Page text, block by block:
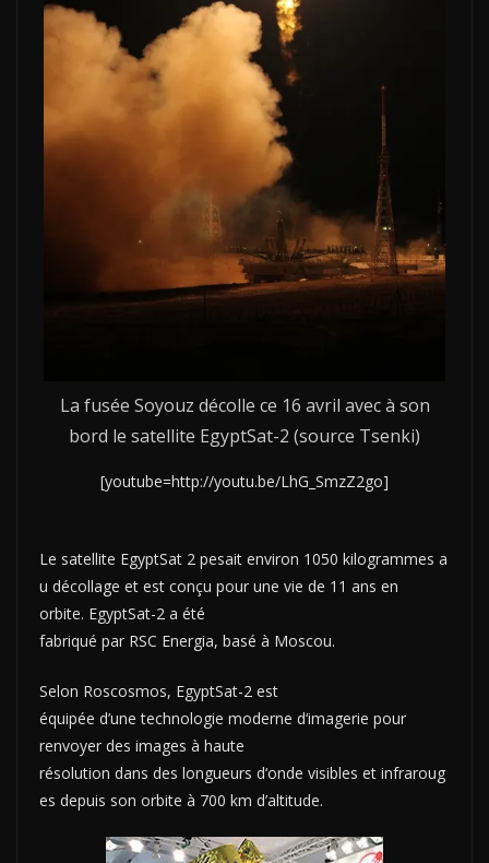
La fusée Soyouz décolle ce 16 avril avec à son
bord le satellite EgyptSat-2 (source Tsenki)
[youtube=http://youtu.be/LhG_SmzZ2go]
Le satellite EgyptSat 2 pesait environ 1050 kilogrammes a
u décollage et est conçu pour une vie de 1 1 ans en
orbite. EgyptSat-2 a été
fabriqué par RSC Energia, basé à Moscou.
Selon Roscosmos, EgyptSat-2 est
équipée d’une technologie moderne d‘imagerie pour
renvoyer des images à haute
résolution dans des longueurs d‘onde visibles et infraroug
es depuis son orbite à 700 km d’altitude.